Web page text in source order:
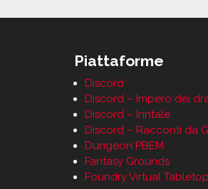
Piattaforme
Discord
Discord – Impero dei
Discord – Inntale
Discord – Racconti da
Dungeon PBEM
Fantasy Grounds
Foundry Virtual Tabletop